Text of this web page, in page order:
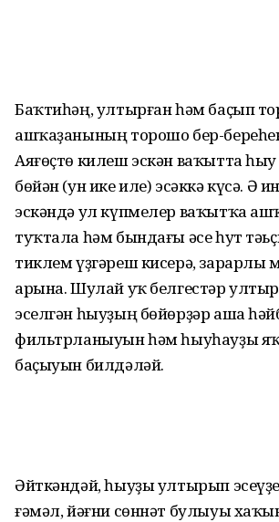
Баҡтиһәң, ултырған һәм баҫып
ашҡаҙанының торошо бер-
Аяғөҫтө килеш эскән ваҡытта
бөйән (ун ике иле) эсәккә күсә. Ә
эскәндә ул күпмелер ваҡытҡа
туҡтала һәм бындағы әсе һут
тиклем үҙгәреш кисерә, зарарлы
арына. Шулай уҡ белгестәр
эселгән һыуҙың бөйөрҙәр аша
фильтрланыуын һәм һыуһауҙы
баҫыуын билдәләй.
Әйткәндәй, һыуҙы ултырып
ғәмәл, йәғни сөннәт булыуы